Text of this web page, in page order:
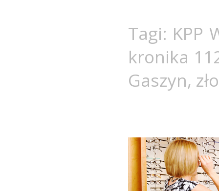
Tagi: KPP
kronika
Gaszyn,